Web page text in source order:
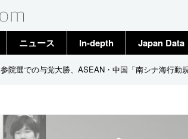
ニュース
トップ
In-depth Japan Data
参院選での与党大勝、ASEAN・中国「南シナ海行動